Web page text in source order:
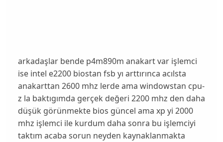
arkadaşlar bende p4m890m anakart var işlemci
ise intel e2200 biostan fsb yı arttırınca acılsta
anakarttan 2600 mhz lerde ama windowstan cpu-
z la baktıgımda gerçek değeri 2200 mhz den daha
düşük görünmekte bios güncel ama xp yi 2000
mhz işlemci ile kurdum daha sonra bu işlemciyi
taktım acaba sorun neyden kaynaklanmakta